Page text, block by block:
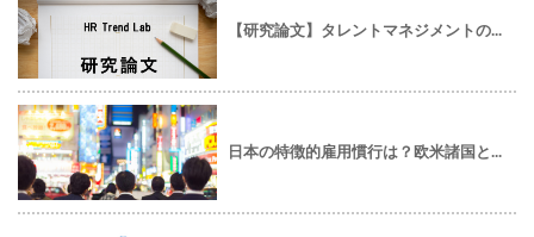
【研究論文】タレントマネジメントの...
日本の特徴的雇用慣行は？欧米諸国と...